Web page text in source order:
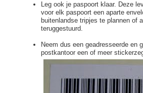
Leg ook je paspoort klaar. Deze
voor elk paspoort een aparte
buitenlandse tripjes te plannen of
teruggestuurd.
Neem dus een geadresseerde en
postkantoor een of meer